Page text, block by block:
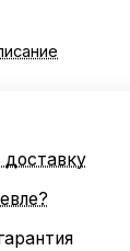
доставку